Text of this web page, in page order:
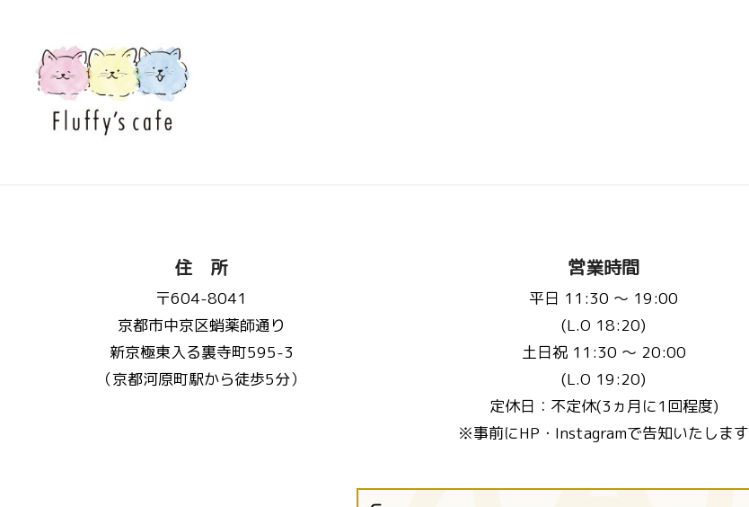
住 所
〒604-8041
京都市中京区蛸薬師通り
新京極東入る裏寺町595-3
（京都河原町駅から徒歩5分）
営業時間
平日 11:30 〜 19:00
(L.O 18:20)
土日祝 11:30 〜 20:00
(L.O 19:20)
定休日：不定休(3ヵ月に1回程度)
※事前にHP・Instagramで告知いたします